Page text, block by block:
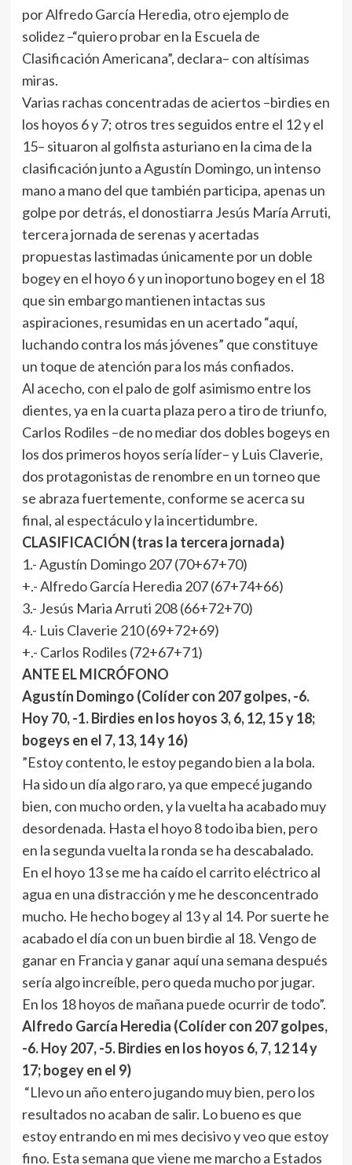
por Alfredo García Heredia, otro ejemplo de
solidez –“quiero probar en la Escuela de
Clasificación Americana”, declara– con altísimas
miras.
Varias rachas concentradas de aciertos –birdies en
los hoyos 6 y 7; otros tres seguidos entre el 12 y el
15– situaron al golfista asturiano en la cima de la
clasificación junto a Agustín Domingo, un intenso
mano a mano del que también participa, apenas un
golpe por detrás, el donostiarra Jesús María Arruti,
tercera jornada de serenas y acertadas
propuestas lastimadas únicamente por un doble
bogey en el hoyo 6 y un inoportuno bogey en el 18
que sin embargo mantienen intactas sus
aspiraciones, resumidas en un acertado “aquí,
luchando contra los más jóvenes” que constituye
un toque de atención para los más confiados.
Al acecho, con el palo de golf asimismo entre los
dientes, ya en la cuarta plaza pero a tiro de triunfo,
Carlos Rodiles –de no mediar dos dobles bogeys en
los dos primeros hoyos sería líder– y Luis Claverie,
dos protagonistas de renombre en un torneo que
se abraza fuertemente, conforme se acerca su
final, al espectáculo y la incertidumbre.
CLASIFICACIÓN (tras la tercera jornada)
1.- Agustín Domingo 207 (70+67+70)
+.- Alfredo García Heredia 207 (67+74+66)
3.- Jesús Maria Arruti 208 (66+72+70)
4.- Luis Claverie 210 (69+72+69)
+.- Carlos Rodiles (72+67+71)
ANTE EL MICRÓFONO
Agustín Domingo (Colíder con 207 golpes, -6.
Hoy 70, -1. Birdies en los hoyos 3, 6, 12, 15 y 18;
bogeys en el 7, 13, 14 y 16)
”Estoy contento, le estoy pegando bien a la bola.
Ha sido un día algo raro, ya que empecé jugando
bien, con mucho orden, y la vuelta ha acabado muy
desordenada. Hasta el hoyo 8 todo iba bien, pero
en la segunda vuelta la ronda se ha descabalado.
En el hoyo 13 se me ha caído el carrito eléctrico al
agua en una distracción y me he desconcentrado
mucho. He hecho bogey al 13 y al 14. Por suerte he
acabado el día con un buen birdie al 18. Vengo de
ganar en Francia y ganar aquí una semana después
sería algo increíble, pero queda mucho por jugar.
En los 18 hoyos de mañana puede ocurrir de todo”.
Alfredo García Heredia (Colíder con 207 golpes,
-6. Hoy 207, -5. Birdies en los hoyos 6, 7, 12 14 y
17; bogey en el 9)
“Llevo un año entero jugando muy bien, pero los
resultados no acaban de salir. Lo bueno es que
estoy entrando en mi mes decisivo y veo que estoy
fino. Esta semana que viene me marcho a Estados